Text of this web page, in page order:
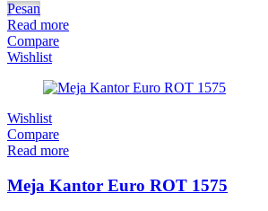
Pesan
Read more
Compare
Wishlist
Wishlist
Compare
Read more
Meja Kantor Euro ROT 1575